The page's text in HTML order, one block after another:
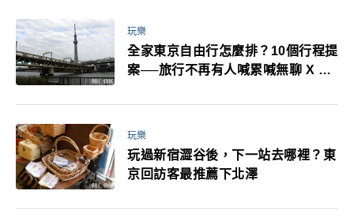
萬！注意事項一次看！
玩樂
全家東京自由行怎麼排？10個行程提
案──旅行不再有人喊累喊無聊 X 爸
玩樂
玩過新宿澀谷後，下一站去哪裡？東
京回訪客最推薦下北澤